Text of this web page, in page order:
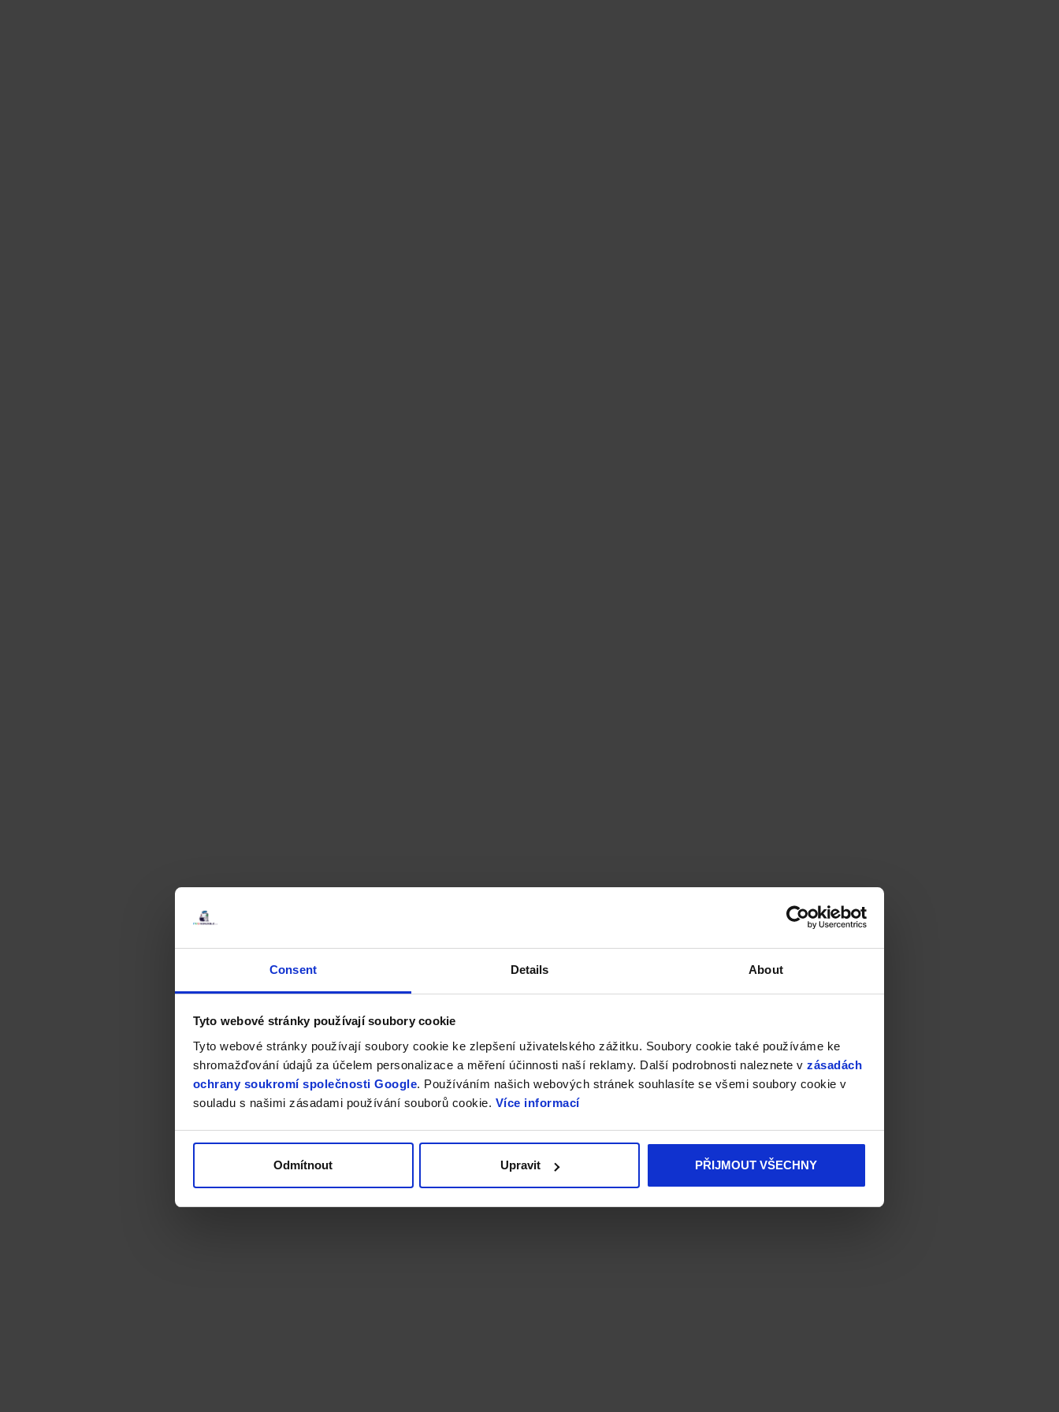
Consent Details About
Tyto webové stránky používají soubory cookie
Tyto webové stránky používají soubory cookie ke zlepšení uživatelského zážitku. Soubory cookie také používáme ke
shromažďování údajů za účelem personalizace a měření účinnosti naší reklamy. Další podrobnosti naleznete v zásadách
ochrany soukromí společnosti Google. Používáním našich webových stránek souhlasíte se všemi soubory cookie v
souladu s našimi zásadami používání souborů cookie. Více informací
Odmítnout Upravit PŘIJMOUT VŠECHNY